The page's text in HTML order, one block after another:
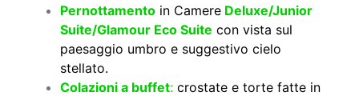
Pernottamento in Camere Deluxe/Junior
Suite/Glamour Eco Suite con vista sul
paesaggio umbro e suggestivo cielo
stellato.
Colazioni a buffet: crostate e torte fatte in